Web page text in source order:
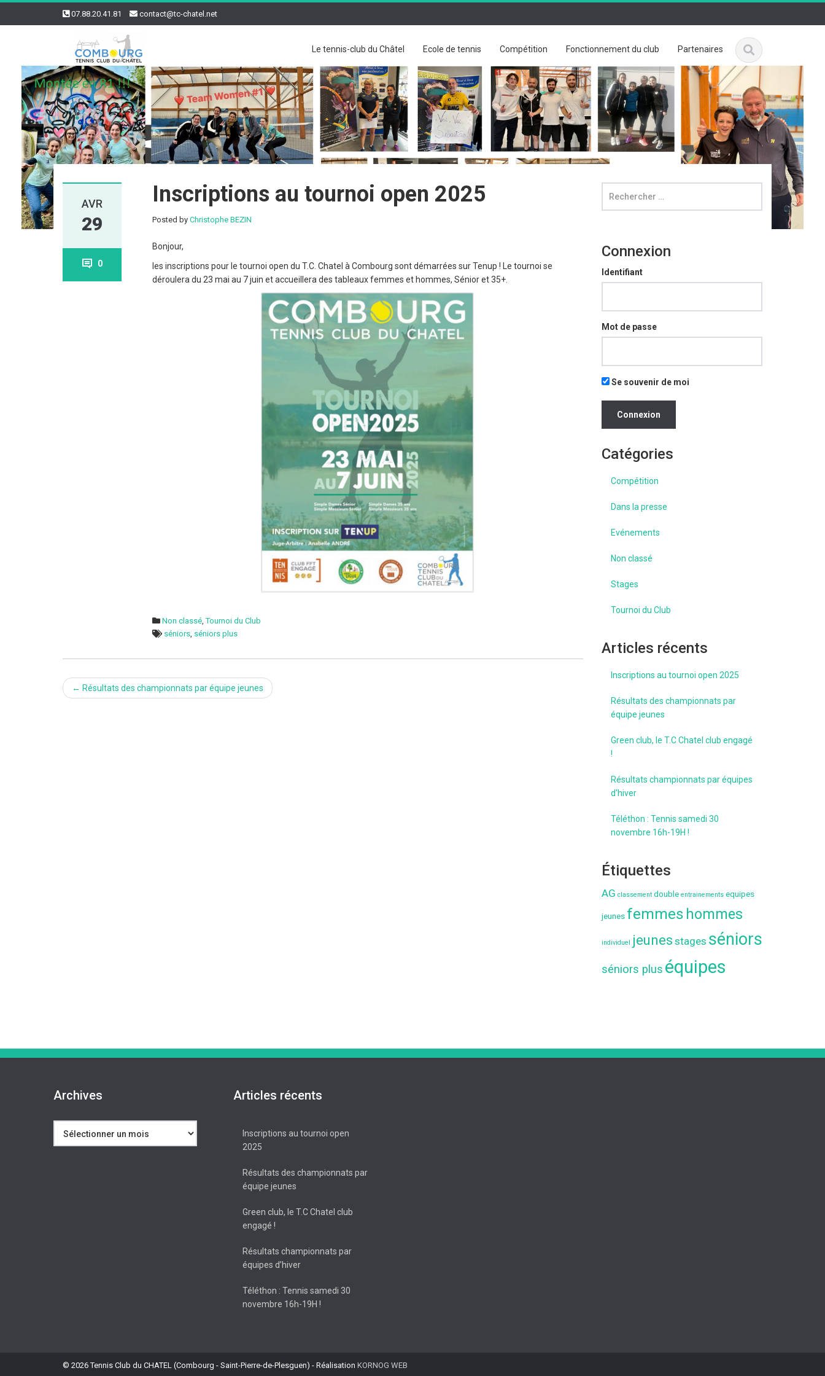
07.88.20.41.81 contact@tc-chatel.net
Le tennis-club du Châtel Ecole de tennis Compétition Fonctionnement du club Partenaires
AVR
29
0
Inscriptions au tournoi open 2025
Posted byChristophe BEZIN
Bonjour,
les inscriptions pour le tournoi open du T.C. Chatel à Combourg sont démarrées sur Tenup ! Le tournoi se
déroulera du 23 mai au 7 juin et accueillera des tableaux femmes et hommes, Sénior et 35+.
Non classé,Tournoi du Club
séniors, séniors plus
Post
← Résultats des championnats par équipe jeunes
Connexion
Identifiant
Mot de passe
Se souvenir de moi
Catégories
Compétition
Dans la presse
Evénements
Non classé
Stages
Tournoi du Club
Articles récents
Inscriptions au tournoi open 2025
Résultats des championnats par
équipe jeunes
Green club, le T.C Chatel club engagé
!
Résultats championnats par équipes
d’hiver
Téléthon : Tennis samedi 30
novembre 16h-19H !
Étiquettes
AG classement double entrainements equipes
jeunes femmes hommes
individuel jeunes stages séniors
séniors plus équipes
Archives Articles récents
Inscriptions au tournoi open
2025
Résultats des championnats par
équipe jeunes
Green club, le T.C Chatel club
engagé !
Résultats championnats par
équipes d’hiver
Téléthon : Tennis samedi 30
novembre 16h-19H !
© 2026 Tennis Club du CHATEL (Combourg - Saint-Pierre-de-Plesguen) - Réalisation KORNOG WEB